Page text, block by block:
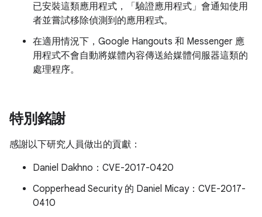
已安裝這類應用程式，「驗證應用程式」會通知使用
者並嘗試移除偵測到的應用程式。
在適用情況下，Google Hangouts 和 Messenger 應
用程式不會自動將媒體內容傳送給媒體伺服器這類的
處理程序。
特別銘謝
感謝以下研究人員做出的貢獻：
Daniel Dakhno：CVE-2017-0420
Copperhead Security 的 Daniel Micay：CVE-2017-
0410